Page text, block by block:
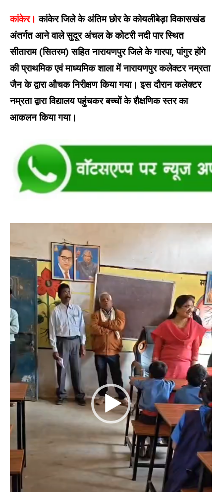
कांकेर।कांकेर जिले के अंतिम छोर के कोयलीबेड़ा विकासखंड
अंतर्गत आने वाले सुदूर अंचल के कोटरी नदी पार स्थित
सीताराम (सितरम) सहित नारायणपुर जिले के गारपा, पांगुर होंगे
की प्राथमिक एवं माध्यमिक शाला में नारायणपुर कलेक्टर नम्रता
जैन के द्वारा औचक निरीक्षण किया गया। इस दौरान कलेक्टर
नम्रता द्वारा विद्यालय पहुंचकर बच्चों के शैक्षणिक स्तर का
आकलन किया गया।
Player